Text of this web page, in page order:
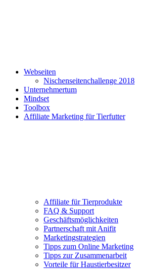
Webseiten
Nischenseitenchallenge 2018
Unternehmertum
Mindset
Toolbox
Affiliate Marketing für Tierfutter
Affiliate für Tierprodukte
FAQ & Support
Geschäftsmöglichkeiten
Partnerschaft mit Anifit
Marketingstrategien
Tipps zum Online Marketing
Tipps zur Zusammenarbeit
Vorteile für Haustierbesitzer